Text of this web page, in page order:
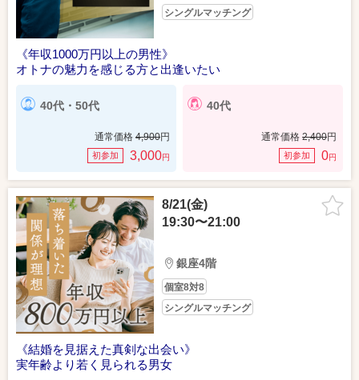
シングルマッチング
《年収1000万円以上の男性》
オトナの魅力を感じる方と出逢いたい
40代・50代
通常価格 4,900円
初参加 3,000円
40代
通常価格 2,400円
初参加 0円
8/21(金)
19:30〜21:00
銀座4階
個室8対8
シングルマッチング
《結婚を見据えた真剣な出会い》
実年齢より若く見られる男女